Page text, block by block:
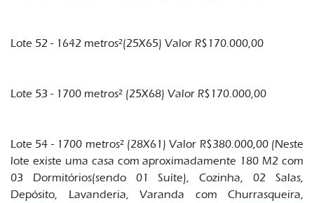
Lote 52 - 1642 metros²(25X65) Valor R$170.000,00
Lote 53 - 1700 metros² (25X68) Valor R$170.000,00
Lote 54 - 1700 metros² (28X61) Valor R$380.000,00 (Neste
lote existe uma casa com aproximadamente 180 M2 com
03 Dormitórios(sendo 01 Suíte), Cozinha, 02 Salas,
Depósito, Lavanderia, Varanda com Churrasqueira,